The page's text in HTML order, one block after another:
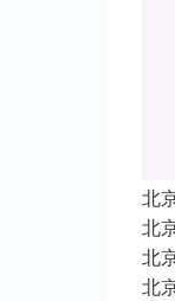
北
北
北
北